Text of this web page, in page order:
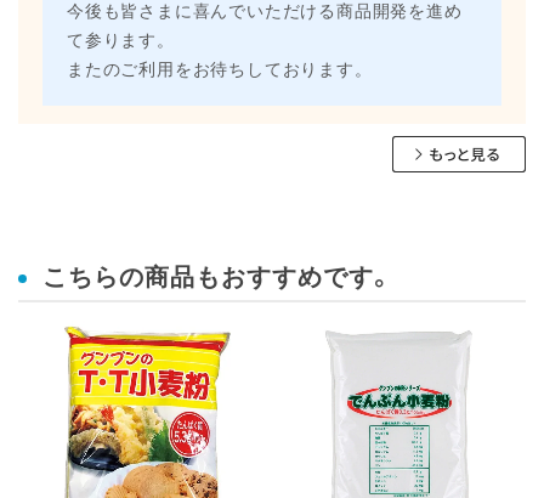
今後も皆さまに喜んでいただける商品開発を進め
て参ります。
またのご利用をお待ちしております。
こちらの商品もおすすめです。